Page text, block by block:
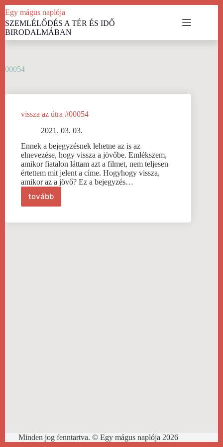
Skip
to
content
Egy mágus naplója
SZEMLÉLŐDÉS A TÉR ÉS IDŐ
BIRODALMÁBAN
00054
vissza az útra #00054
2021. 03. 03.
Ennek a bejegyzésnek lehetne az is az
elnevezése, hogy vissza a jövőbe. Emlékszem,
amikor fiatalon láttam azt a filmet, nem teljesen
értettem mit jelent a címe. Hogyhogy vissza,
amikor az a jövő? Ez a bejegyzés…
tovább
vissza
az
Minden jog fenntartva. © Egy mágus naplója 2026